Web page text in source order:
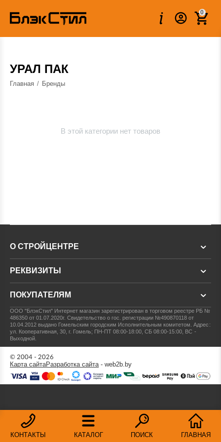
0
УРАЛ ПАК
Главная / Бренды
В этой категории нет товаров
КОНТАКТЫ КАТАЛОГ ПОИСК ГЛАВНАЯ
О СТРОЙЦЕНТРЕ
РЕКВИЗИТЫ
ПОКУПАТЕЛЯМ
ООО "БлэкСтил" Интернет магазин зарегистрирован в торговом реестре РБ №
486350 от 01.07.2020г.Свидетельство о гос. регистрации №490870118 от
10.04.2012 выдано Гомельским городским Исполнительным комитетом.Адрес:
ул. Кооперативная, 30, г. Гомель; ПН-ПТ 08:00-18:00, СБ 08:00-15:00, ВС -
Выходной.
© 2004 - 2026
Карта сайтаРазработка сайта- web2b.by